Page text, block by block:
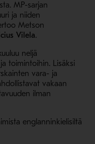
MP-sarjan
ja niiden
Metson
Vilela.
neljä
toimintoihin. Lisäksi
vara- ja
vakaan
ilman
englanninkielisiltä